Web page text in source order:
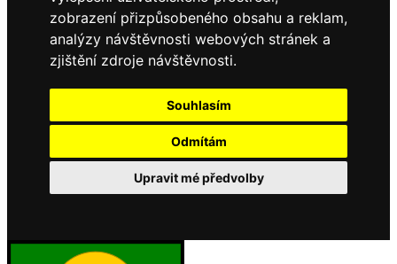
zobrazení přizpůsobeného obsahu a reklam,
analýzy návštěvnosti webových stránek a
zjištění zdroje návštěvnosti.
Souhlasím
Odmítám
Upravit mé předvolby